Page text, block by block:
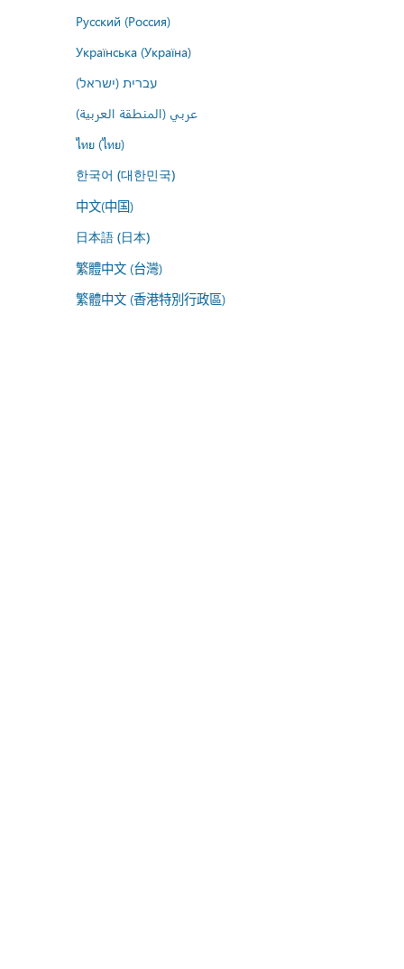
Русский (Россия)
Українська (Україна)
עברית (ישראל)
عربي (المنطقة العربية)
ไทย (ไทย)
한국어 (대한민국)
中文(中国)
日本語 (日本)
繁體中文 (台灣)
繁體中文 (香港特別行政區)